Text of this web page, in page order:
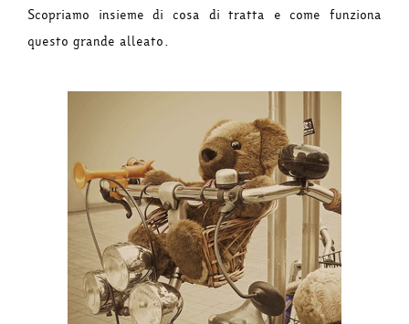
Scopriamo insieme di cosa di tratta e come funziona
questo grande alleato.